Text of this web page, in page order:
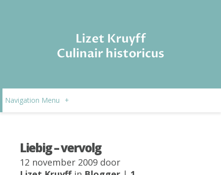
Lizet Kruyff
Culinair historicus
Navigation Menu +
Liebig – vervolg
12 november 2009 door